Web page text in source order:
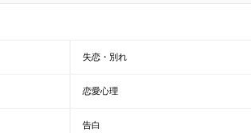
失恋・別れ
恋愛心理
告白